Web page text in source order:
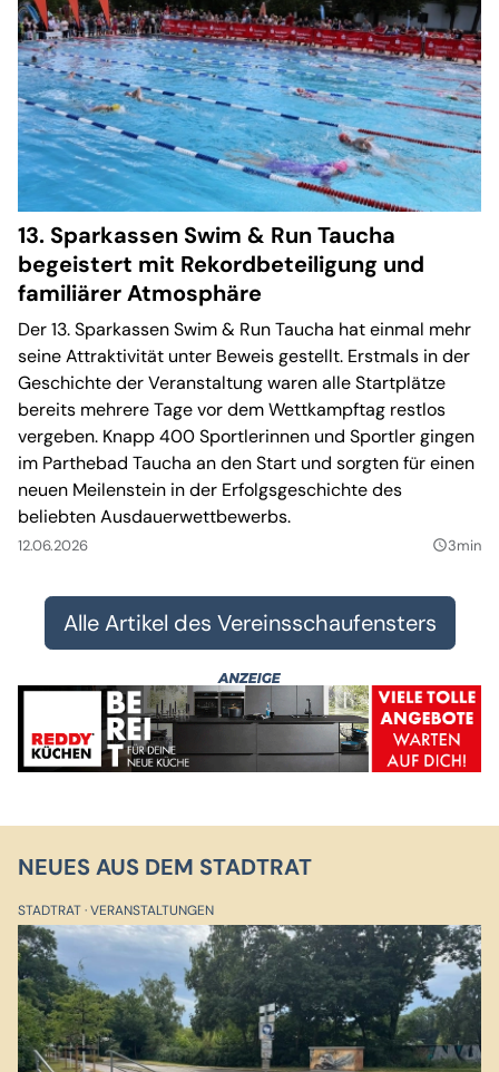
13. Sparkassen Swim & Run Taucha
begeistert mit Rekordbeteiligung und
familiärer Atmosphäre
Der 13. Sparkassen Swim & Run Taucha hat einmal mehr
seine Attraktivität unter Beweis gestellt. Erstmals in der
Geschichte der Veranstaltung waren alle Startplätze
bereits mehrere Tage vor dem Wettkampftag restlos
vergeben. Knapp 400 Sportlerinnen und Sportler gingen
im Parthebad Taucha an den Start und sorgten für einen
neuen Meilenstein in der Erfolgsgeschichte des
beliebten Ausdauerwettbewerbs.
12.06.2026 query_builder3min
Alle Artikel des Vereinsschaufensters
NEUES AUS DEM STADTRAT
STADTRAT VERANSTALTUNGEN